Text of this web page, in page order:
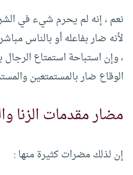
نعم ، إنه لم يحرم شيء في
لأنه ضار بفاعله أو بالناس
، وإن استباحة استمتاع الرجال
الوقاع ضار بالمستمتعين
مضار مقدمات الزنا
إن لذلك مضرات كثيرة منها :